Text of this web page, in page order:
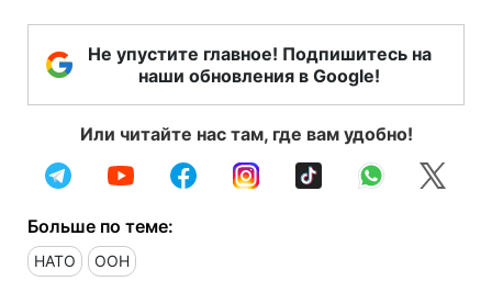
Не упустите главное! Подпишитесь на
наши обновления в Google!
Или читайте нас там, где вам удобно!
Больше по теме:
НАТО ООН